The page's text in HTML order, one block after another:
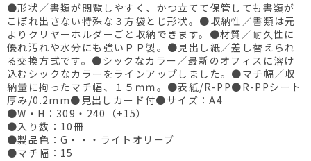
●形状／書類が閲覧しやすく、かつ立てて保管しても書類が
こぼれ出さない特殊な３方袋とじ形状。●収納性／書類は元
よりクリヤーホルダーごと収納できます。●材質／耐久性に
優れ汚れや水分にも強いＰＰ製。●見出し紙／差し替えられ
る交換方式です。●シックなカラー／最新のオフィスに溶け
込むシックなカラーをラインアップしました。●マチ幅／収
納量に拘ったマチ幅、１５ｍｍ。●表紙/R-PP●R-PPシート
厚み/0.2mm●見出しカード付●サイズ：A4
●W・H：309・240（+15）
●入り数：10冊
●製品色：G・・・ライトオリーブ
●マチ幅：15